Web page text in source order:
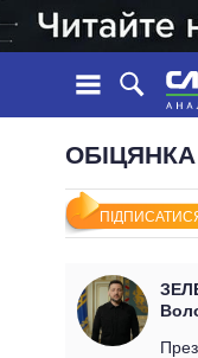
СТРІЧКА
ПОДІЇ
СТАТТІ
ДУМКИ
ОГЛЯДИ
УСІ
ПРЕЗИДЕНТ